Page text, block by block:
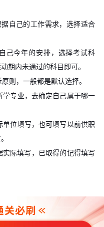
自己的工作需求，选择适合
己今年的安排，选择考试科
期内未通过的科目即可。
则，一般都是默认选择。
学专业，去确定自己属于哪一
单位填写，也可填写以前供职
实际填写，已取得的记得填写